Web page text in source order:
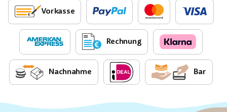
Vorkasse
Rechnung
Nachnahme Bar